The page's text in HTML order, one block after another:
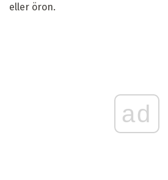
eller öron.
ad